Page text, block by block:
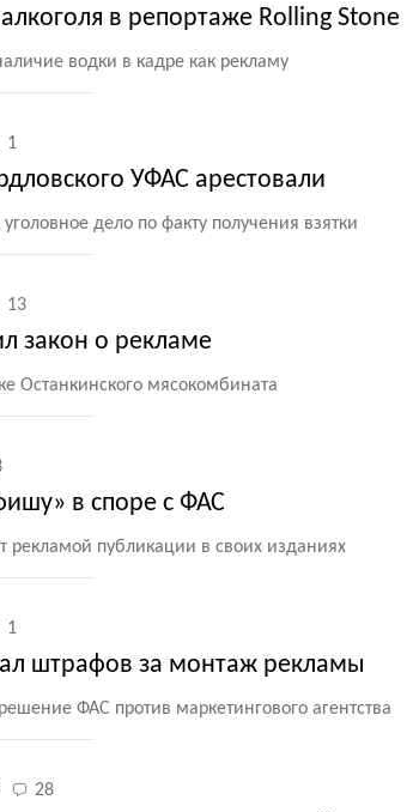
в репортаже Rolling Stone
водки в кадре как рекламу
1
УФАС арестовали
дело по факту получения взятки
13
закон о рекламе
Останкинского мясокомбината
в споре с ФАС
рекламой публикации в своих изданиях
1
штрафов за монтаж рекламы
ФАС против маркетингового агентства
28